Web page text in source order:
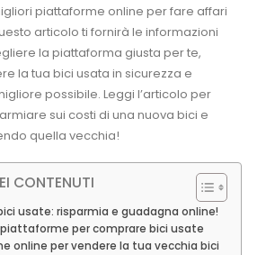
piattaforme online per fare affari
articolo ti fornirà le informazioni
la piattaforma giusta per te,
la tua bici usata in sicurezza e
possibile. Leggi l’articolo per
sui costi di una nuova bici e
quella vecchia!
CONTENUTI
usate: risparmia e guadagna online!
piattaforme per comprare bici usate
online per vendere la tua vecchia bici